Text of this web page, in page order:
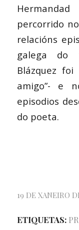
percorrido
relacións
galega do
Blázquez
amigo”- e
episodios
do poeta.
19 DE XANEIRO
ETIQUETAS: